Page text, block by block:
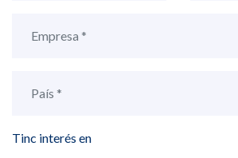
Tinc interés en